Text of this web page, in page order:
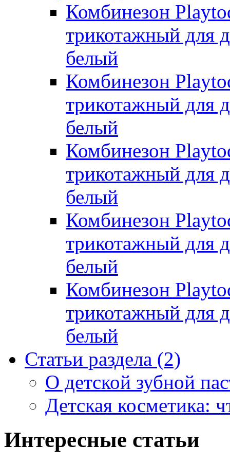
Комбинезон
трикотажный для
белый
Комбинезон
трикотажный для
белый
Комбинезон
трикотажный для
белый
Комбинезон
трикотажный для
белый
Комбинезон
трикотажный для
белый
Статьи раздела (2)
О детской зубной
Детская косметика:
Интересные статьи